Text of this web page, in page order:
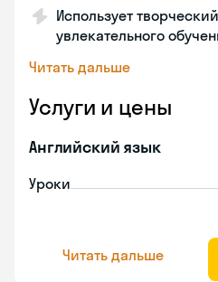
Использует
увлекательного
Читать дальше
Услуги и цены
Английский язык
Уроки
Читать дальше